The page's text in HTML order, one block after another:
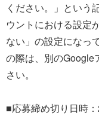
ください。」という
ウントにおける設定
ない」の設定になっ
の際は、別のGoogle
さい。
■応募締め切り日時